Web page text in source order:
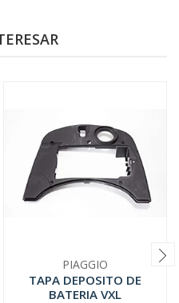
PIAGGIO
TAPA DEPOSITO DE
BATERIA VXL